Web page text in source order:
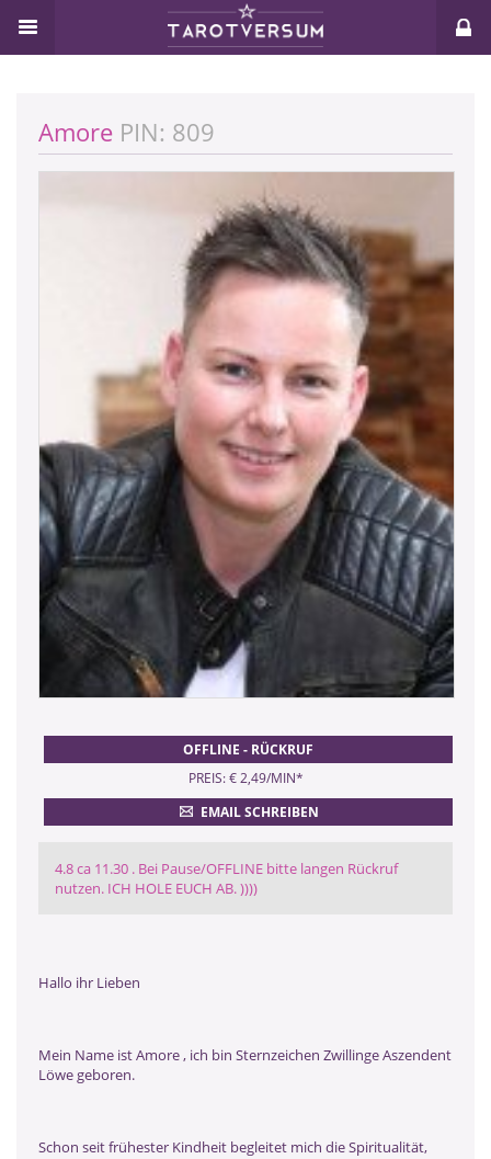
Amore PIN: 809
OFFLINE - RÜCKRUF
PREIS: € 2,49/MIN*
EMAIL SCHREIBEN
4.8 ca 11.30 . Bei Pause/OFFLINE bitte langen Rückruf
nutzen. ICH HOLE EUCH AB. ))))
Hallo ihr Lieben️
Mein Name ist Amore , ich bin Sternzeichen Zwillinge Aszendent
Löwe geboren.
Schon seit frühester Kindheit begleitet mich die Spiritualität,